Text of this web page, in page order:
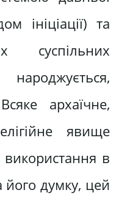
ініціації) та
суспільних
архаїчне,
явище
в
його думку, цей